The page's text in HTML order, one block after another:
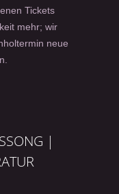
Tickets
mehr; wir
neue
|